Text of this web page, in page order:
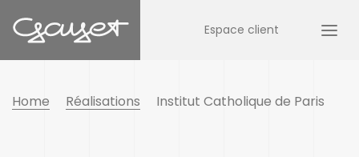
Espace client
Home Réalisations Institut Catholique de Paris